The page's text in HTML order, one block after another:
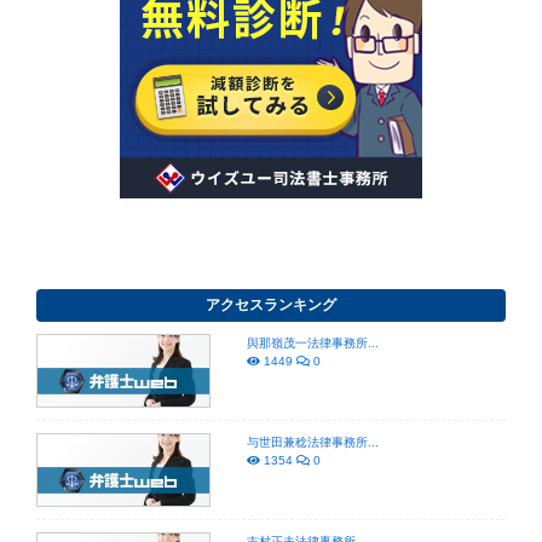
アクセスランキング
與那嶺茂一法律事務所...
1449
0
与世田兼稔法律事務所...
1354
0